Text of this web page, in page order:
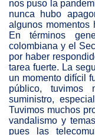
nos puso la
nunca hubo
algunos momentos
En términos
colombiana y el
por haber
tarea fuerte. La
un momento difícil
público, tuvimos
suministro,
Tuvimos muchos
vandalismo y
pues las